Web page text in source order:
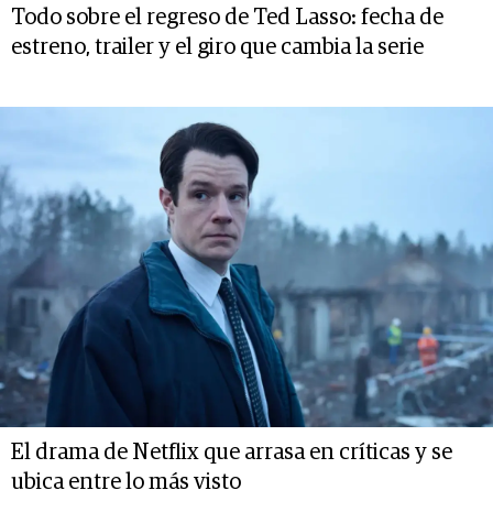
Todo sobre el regreso de Ted Lasso: fecha de
estreno, trailer y el giro que cambia la serie
El drama de Netflix que arrasa en críticas y se
ubica entre lo más visto